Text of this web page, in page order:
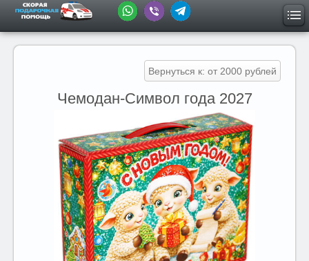
Вернуться к: от 2000 рублей
Чемодан-Символ года 2027